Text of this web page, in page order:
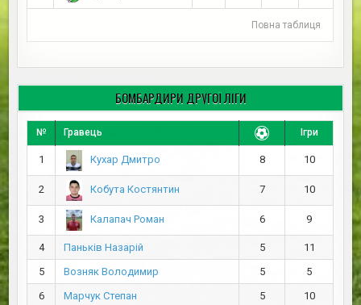
Повна таблиця
БОМБАРДИРИ ДРУГОЇ ЛІГИ
№ Гравець Ігри
1 Кухар Дмитро 8 10
2 Кобута Костянтин 7 10
3 Калапач Роман 6 9
4 Паньків Назарій 5
11
5
Возняк Володимир 5
5
6
Марчук Степан 5 10